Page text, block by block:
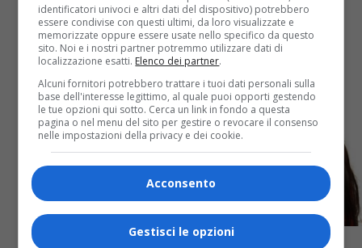
identificatori univoci e altri dati del dispositivo) potrebbero
essere condivise con questi ultimi, da loro visualizzate e
memorizzate oppure essere usate nello specifico da questo
sito. Noi e i nostri partner potremmo utilizzare dati di
localizzazione esatti. Elenco dei partner.
Alcuni fornitori potrebbero trattare i tuoi dati personali sulla
base dell'interesse legittimo, al quale puoi opporti gestendo
le tue opzioni qui sotto. Cerca un link in fondo a questa
pagina o nel menu del sito per gestire o revocare il consenso
nelle impostazioni della privacy e dei cookie.
Acconsento
Gestisci le opzioni